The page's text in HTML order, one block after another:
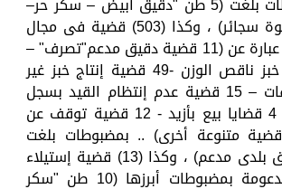
أرز " – 1095 عبوة سجائر) ، وكذا (503) قضية فى مجال
مخالفات المخابز عبارة عن (11 قضية دقيق مدعم"تصرف" –
59 قضية إنتاج خبز ناقص الوزن -49 قضية إنتاج خبز غير
مطابق للمواصفات – 15 قضية عدم إنتظام القيد بسجل
حركة الدقيق – 4 قضايا بيع بأزيد - 12 قضية توقف عن
الإنتاج – 353 قضية متنوعة أخرى) .. بمضبوطات بلغت
(8,550 طن دقيق بلدى مدعم) ، وكذا (13) قضية إستيلاء
على السلع المدعومة بمضبوطات أبرزها (10 طن "سكر